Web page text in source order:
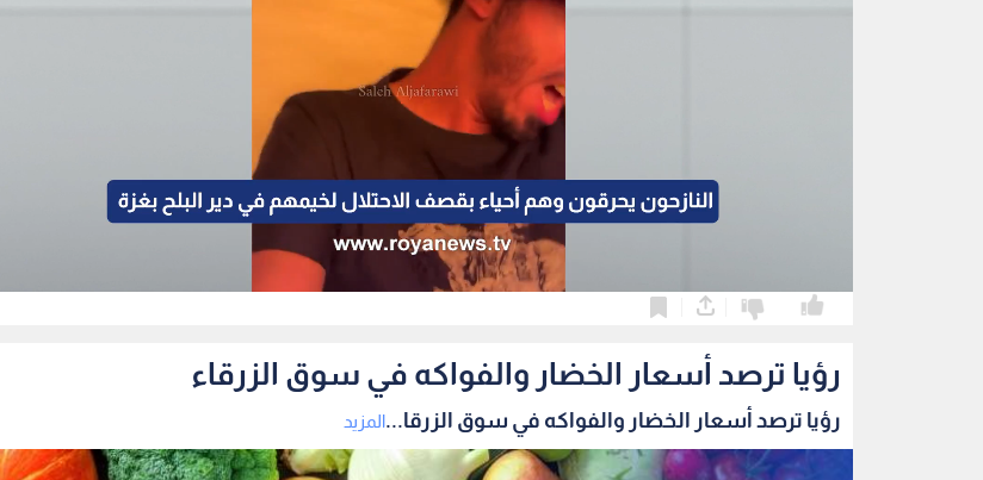
رؤيا ترصد أسعار الخضار والفواكه في سوق الزرقاء
رؤيا ترصد أسعار الخضار والفواكه في سوق الزرقا...المزيد